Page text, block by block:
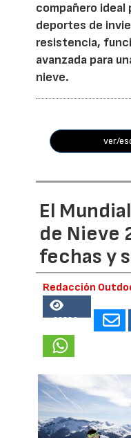
compañero ideal
deportes de
resistencia,
avanzada para
nieve.
ver/
El
de Nieve
fechas y
Redacción
69386